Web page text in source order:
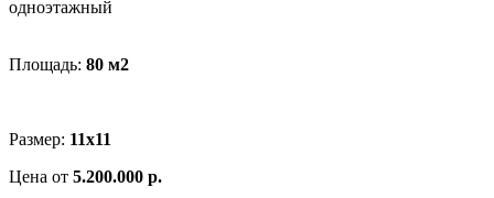
одноэтажный
Площадь: 80 м2
Размер: 11х11
Цена от 5.200.000 р.